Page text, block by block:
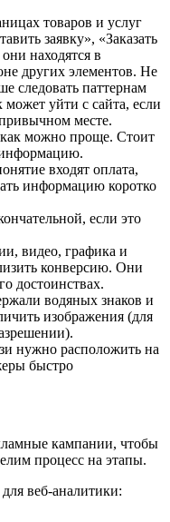
товаров и услуг
заявку», «Заказать
находятся в
других элементов. Не
следовать паттернам
может уйти с сайта, если
месте.
как можно проще. Стоит
входят оплата,
информацию коротко
если это
видео, графика и
конверсию. Они
достоинствах.
водяных знаков и
изображения (для
нужно расположить на
быстро
кампании, чтобы
процесс на этапы.
веб-аналитики: